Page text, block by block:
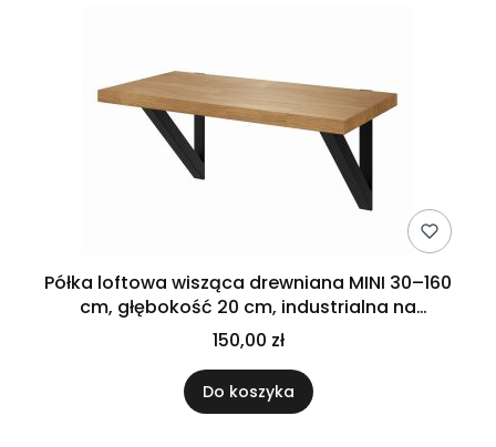
Półka loftowa wisząca drewniana MINI 30–160
cm, głębokość 20 cm, industrialna na
metalowych uchwytach
150,00 zł
Do koszyka